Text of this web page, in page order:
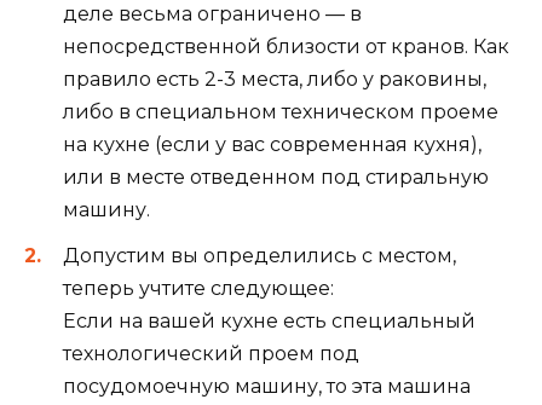
деле весьма ограничено — в
непосредственной близости от кранов. Как
правило есть 2-3 места, либо у раковины,
либо в специальном техническом проеме
на кухне (если у вас современная кухня),
или в месте отведенном под стиральную
машину.
Допустим вы определились с местом,
теперь учтите следующее:
Если на вашей кухне есть специальный
технологический проем под
посудомоечную машину, то эта машина